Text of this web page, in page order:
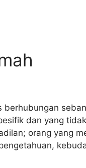
dan yang
orang yang